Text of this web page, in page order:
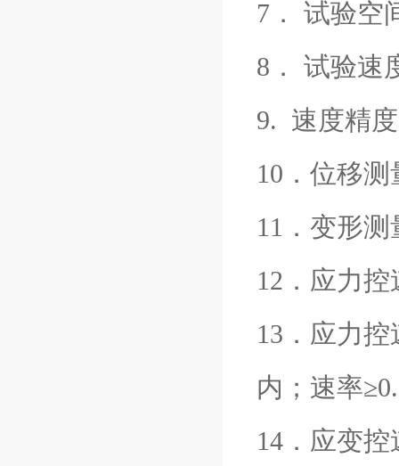
7． 试验空
8． 试验速
9. 速度精
10．位移
11．变形
12．应力控
13．应力
内；速率
14．应变控